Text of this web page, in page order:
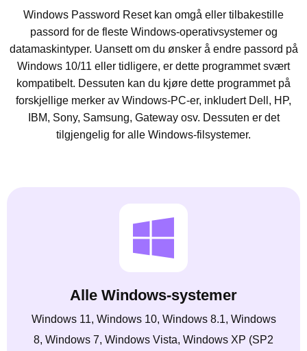
Windows Password Reset kan omgå eller tilbakestille
passord for de fleste Windows-operativsystemer og
datamaskintyper. Uansett om du ønsker å endre passord på
Windows 10/11 eller tidligere, er dette programmet svært
kompatibelt. Dessuten kan du kjøre dette programmet på
forskjellige merker av Windows-PC-er, inkludert Dell, HP,
IBM, Sony, Samsung, Gateway osv. Dessuten er det
tilgjengelig for alle Windows-filsystemer.
Alle Windows-systemer
Windows 11, Windows 10, Windows 8.1, Windows
8, Windows 7, Windows Vista, Windows XP (SP2